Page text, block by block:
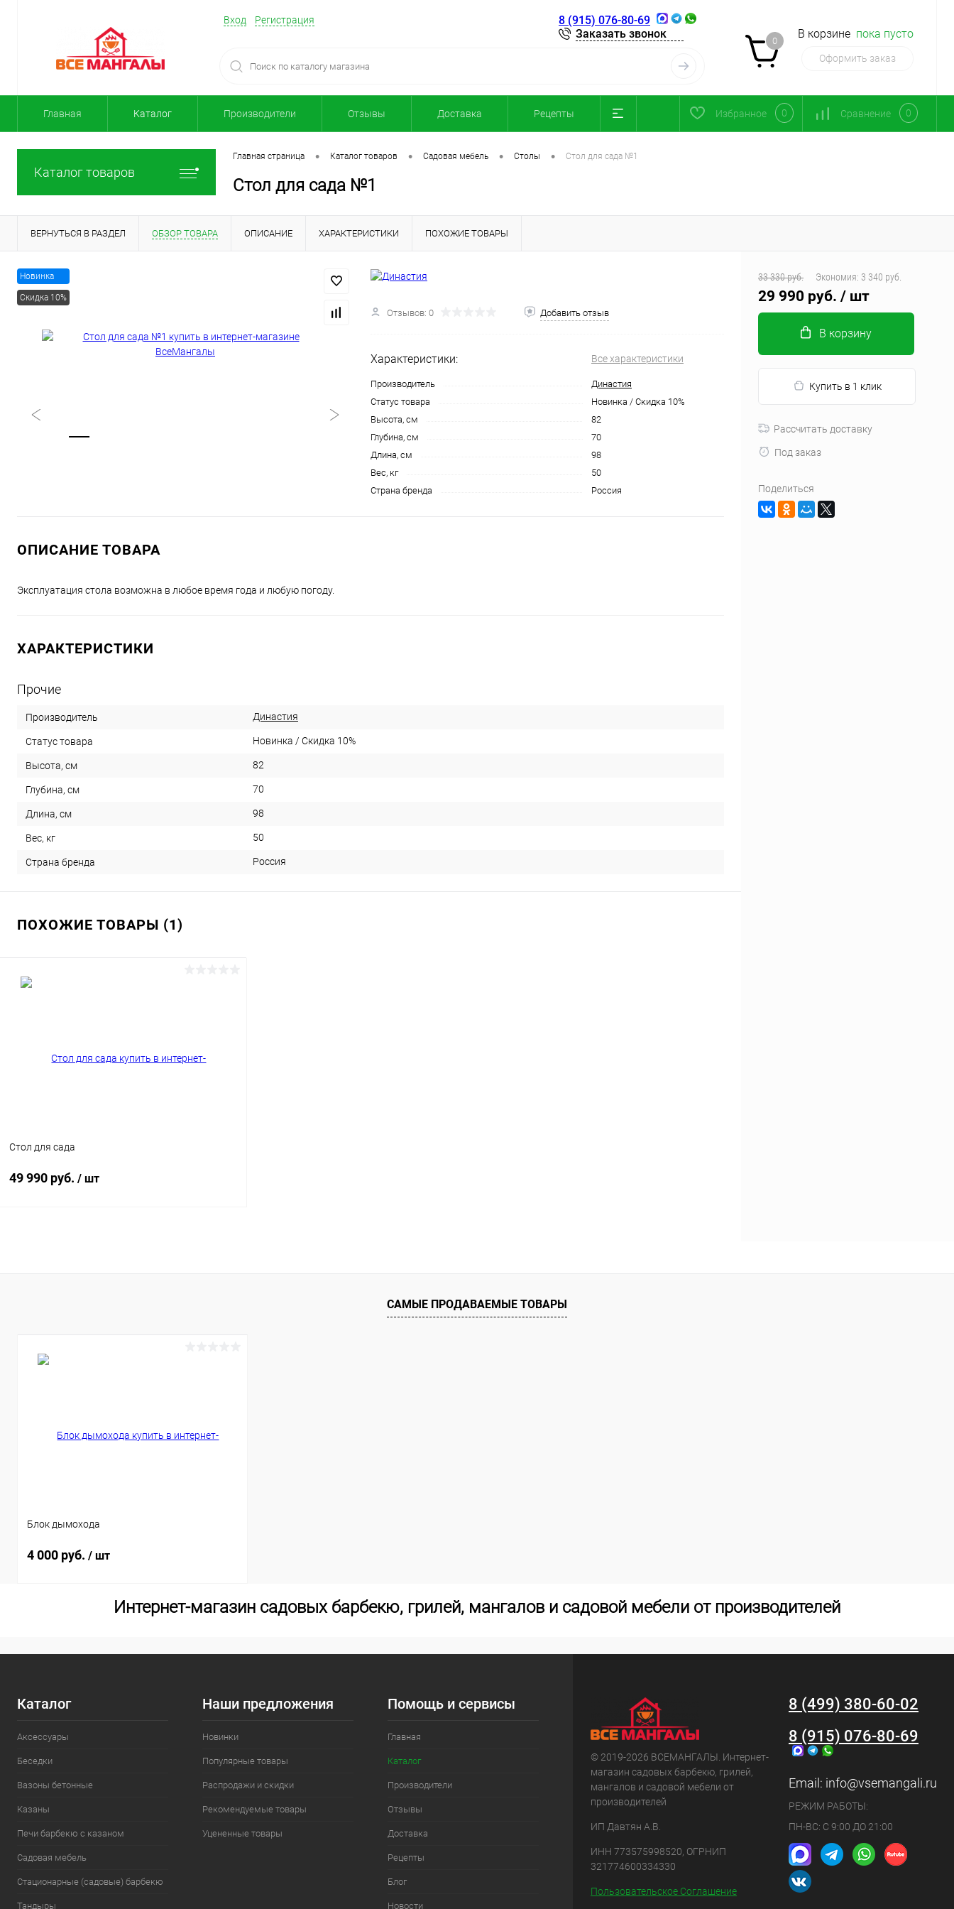
Вход Регистрация
8 (915) 076-80-69
Заказать звонок
0
В корзине пока пусто
Оформить заказ
Главная Каталог Производители Отзывы Доставка Рецепты Избранное 0 Сравнение 0
Каталог товаров
Главная страница • Каталог товаров • Садовая мебель • Столы • Стол для сада №1
Стол для сада №1
ВЕРНУТЬСЯ В РАЗДЕЛ ОБЗОР ТОВАРА ОПИСАНИЕ ХАРАКТЕРИСТИКИ ПОХОЖИЕ ТОВАРЫ
Новинка
Скидка 10%
Отзывов: 0 Добавить отзыв
Характеристики: Все характеристики
Производитель
Династия
Статус товара
Новинка / Скидка 10%
Высота, см
82
Глубина, см
70
Длина, см
98
Вес, кг
50
Страна бренда
Россия
ОПИСАНИЕ ТОВАРА
Эксплуатация стола возможна в любое время года и любую погоду.
ХАРАКТЕРИСТИКИ
Прочие
Производитель Династия
Статус товара Новинка / Скидка 10%
Высота, см 82
Глубина, см 70
Длина, см 98
Вес, кг 50
Страна бренда Россия
ПОХОЖИЕ ТОВАРЫ (1)
Стол для сада
49 990 руб. / шт
Купить в 1 клик К сравнению
33 330 руб. Экономия: 3 340 руб.
29 990 руб. / шт
В корзину
Купить в 1 клик
Рассчитать доставку
Под заказ
Поделиться
САМЫЕ ПРОДАВАЕМЫЕ ТОВАРЫ
Блок дымохода
4 000 руб. / шт
Интернет-магазин садовых барбекю, грилей, мангалов и садовой мебели от производителей
Каталог
Аксессуары
Беседки
Вазоны бетонные
Казаны
Печи барбекю с казаном
Садовая мебель
Стационарные (садовые) барбекю
Тандыры
Наши предложения
Новинки
Популярные товары
Распродажи и скидки
Рекомендуемые товары
Уцененные товары
Помощь и сервисы
Главная
Каталог
Производители
Отзывы
Доставка
Рецепты
Блог
Новости
© 2019-2026 ВСЕМАНГАЛЫ. Интернет-
магазин садовых барбекю, грилей,
мангалов и садовой мебели от
производителей
ИП Давтян А.В.
ИНН 773575998520, ОГРНИП
321774600334330
Пользовательское Соглашение
8 (499) 380-60-02
8 (915) 076-80-69
Email: info@vsemangali.ru
РЕЖИМ РАБОТЫ:
ПН-ВС: С 9:00 ДО 21:00